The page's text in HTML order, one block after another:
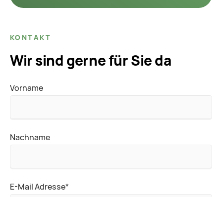
KONTAKT
Wir sind gerne für Sie da
Vorname
Nachname
Pflichtfeld
E-Mail Adresse*